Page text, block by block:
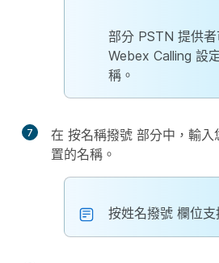
部分 PSTN 提供
Webex Calling 設
稱。
7 在 按名稱撥號 部分中，輸入
置的名稱。
按姓名撥號 欄位支